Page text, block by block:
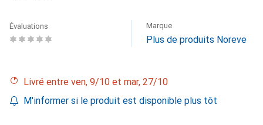
Évaluations Marque
Plus de produits Noreve
Livré entre ven, 9/10 et mar, 27/10
M'informer si le produit est disponible plus tôt